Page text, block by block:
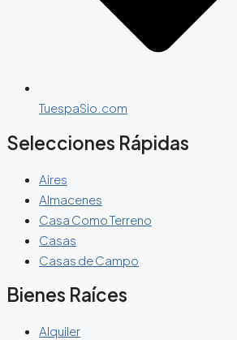
TuespaSio.com
Selecciones Rápidas
Aires
Almacenes
Casa Como Terreno
Casas
Casas de Campo
Bienes Raíces
Alquiler